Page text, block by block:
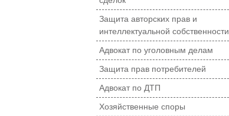
Защита авторских прав и
интеллектуальной собственности
Адвокат по уголовным делам
Защита прав потребителей
Адвокат по ДТП
Хозяйственные споры